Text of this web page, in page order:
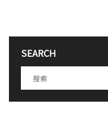
SEARCH